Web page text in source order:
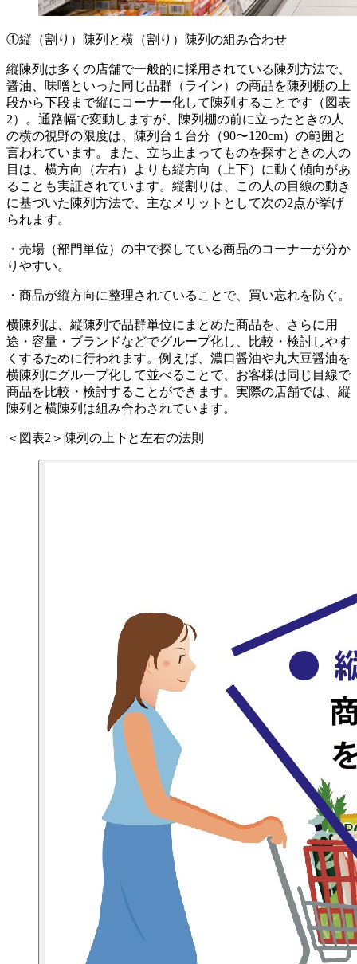
①縦（割り）陳列と横（割り）陳列の組み合わせ
縦陳列は多くの店舗で一般的に採用されている陳列方法で、
醤油、味噌といった同じ品群（ライン）の商品を陳列棚の上
段から下段まで縦にコーナー化して陳列することです（図表
2）。通路幅で変動しますが、陳列棚の前に立ったときの人
の横の視野の限度は、陳列台１台分（90〜120cm）の範囲と
言われています。また、立ち止まってものを探すときの人の
目は、横方向（左右）よりも縦方向（上下）に動く傾向があ
ることも実証されています。縦割りは、この人の目線の動き
に基づいた陳列方法で、主なメリットとして次の2点が挙げ
られます。
・売場（部門単位）の中で探している商品のコーナーが分か
りやすい。
・商品が縦方向に整理されていることで、買い忘れを防ぐ。
横陳列は、縦陳列で品群単位にまとめた商品を、さらに用
途・容量・ブランドなどでグループ化し、比較・検討しやす
くするために行われます。例えば、濃口醤油や丸大豆醤油を
横陳列にグループ化して並べることで、お客様は同じ目線で
商品を比較・検討することができます。実際の店舗では、縦
陳列と横陳列は組み合わされています。
＜図表2 ＞陳列の上下と左右の法則